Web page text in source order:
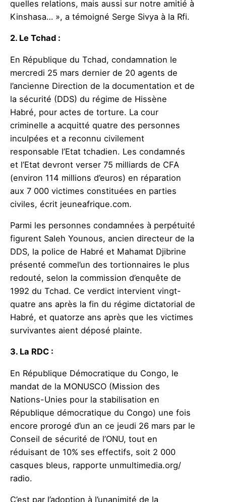
quelles relations, mais aussi sur notre amitié à
Kinshasa… », a témoigné Serge Sivya à la Rfi.
2. Le Tchad :
En République du Tchad, condamnation le
mercredi 25 mars dernier de 20 agents de
l’ancienne Direction de la documentation et de
la sécurité (DDS) du régime de Hissène
Habré, pour actes de torture. La cour
criminelle a acquitté quatre des personnes
inculpées et a reconnu civilement
responsable l’Etat tchadien. Les condamnés
et l’Etat devront verser 75 milliards de CFA
(environ 114 millions d’euros) en réparation
aux 7 000 victimes constituées en parties
civiles, écrit jeuneafrique.com.
Parmi les personnes condamnées à perpétuité
figurent Saleh Younous, ancien directeur de la
DDS, la police de Habré et Mahamat Djibrine
présenté commel’un des tortionnaires le plus
redouté, selon la commission d’enquête de
1992 du Tchad. Ce verdict intervient vingt-
quatre ans après la fin du régime dictatorial de
Habré, et quatorze ans après que les victimes
survivantes aient déposé plainte.
3. La RDC :
En République Démocratique du Congo, le
mandat de la MONUSCO (Mission des
Nations-Unies pour la stabilisation en
République démocratique du Congo) une fois
encore prorogé d’un an ce jeudi 26 mars par le
Conseil de sécurité de l’ONU, tout en
réduisant de 10% ses effectifs, soit 2 000
casques bleus, rapporte unmultimedia.org/
radio.
C’est par l’adoption à l’unanimité de la